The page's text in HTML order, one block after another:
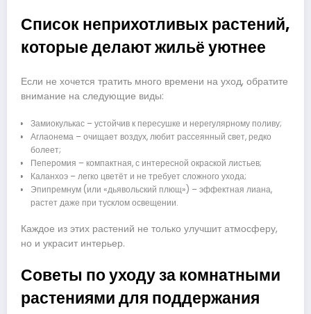
Список неприхотливых растений,
которые делают жильё уютнее
Если не хочется тратить много времени на уход, обратите
внимание на следующие виды:
Замиокулькас – устойчив к пересушке и нерегулярному поливу;
Аглаонема – очищает воздух, любит рассеянный свет, редко
болеет;
Пеперомия – компактная, с интересной окраской листьев;
Каланхоэ – легко цветёт и не требует сложного ухода;
Эпипремнум (или «дьявольский плющ») – эффектная лиана,
растет даже при тусклом освещении.
Каждое из этих растений не только улучшит атмосферу,
но и украсит интерьер.
Советы по уходу за комнатными
растениями для поддержания